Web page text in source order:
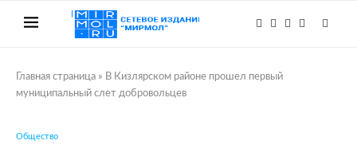
Главная страница » В Кизлярском районе прошел первый
муниципальный слет добровольцев
Общество